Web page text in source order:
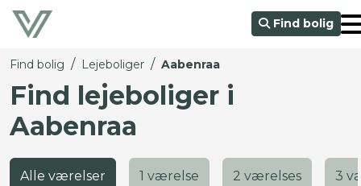
Find bolig
Find bolig / Lejeboliger / Aabenraa
Find lejeboliger i
Aabenraa
Alle værelser 1 værelse 2 værelses 3